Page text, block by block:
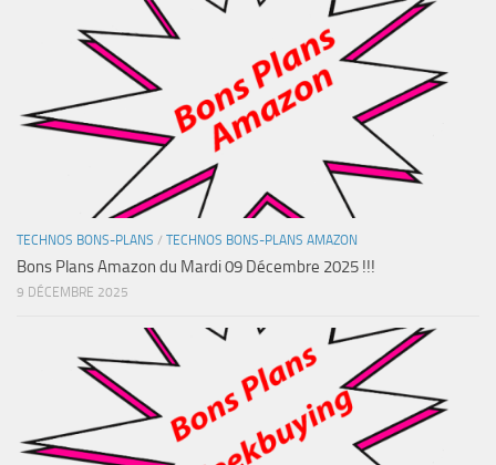
TECHNOS BONS-PLANS / TECHNOS BONS-PLANS AMAZON
Bons Plans Amazon du Mardi 09 Décembre 2025 !!!
9 DÉCEMBRE 2025